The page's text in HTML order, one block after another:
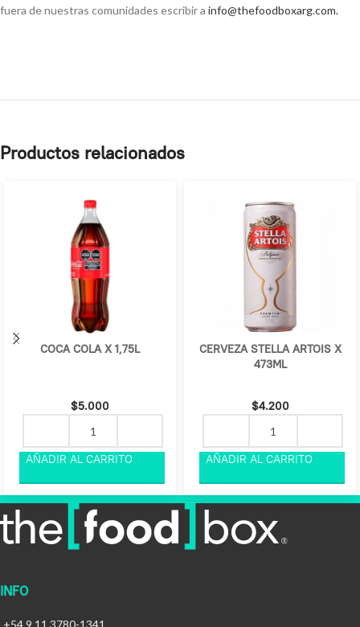
fuera de nuestras comunidades escribir a info@thefoodboxarg.com.
Productos relacionados
COCA COLA X 1,75L
$5.000
CERVEZA STELLA ARTOIS X
473ML
$4.200
INFO